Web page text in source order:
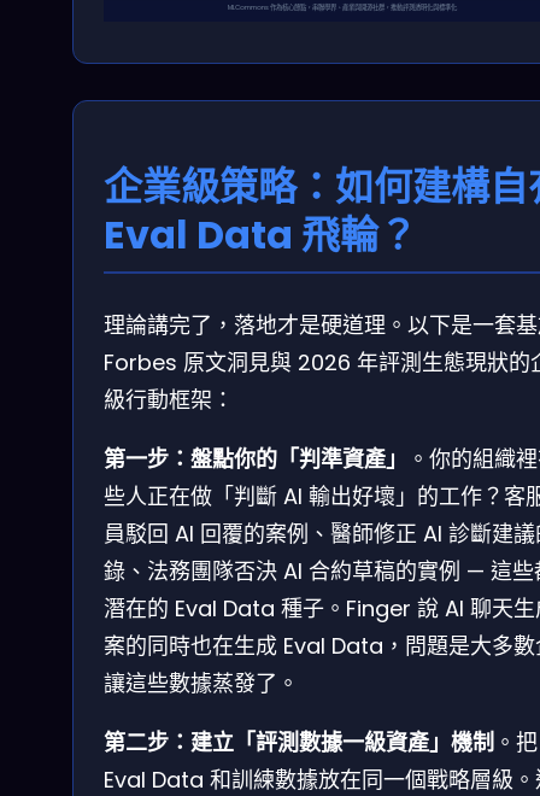
MLCommons 作為核心節點，串聯學界、產業與開源社群，推動評測透明化與標準化
企業級策略：如何建構自
Eval Data 飛輪？
理論講完了，落地才是硬道理。以下是一套
Forbes 原文洞見與 2026 年評測生態現狀的
級行動框架：
第一步：盤點你的「判準資產」
。你的組織
些人正在做「判斷 AI 輸出好壞」的工作？客
員駁回 AI 回覆的案例、醫師修正 AI 診斷建
錄、法務團隊否決 AI 合約草稿的實例 — 這些
潛在的 Eval Data 種子。Finger 說 AI 聊天
案的同時也在生成 Eval Data，問題是大多
讓這些數據蒸發了。
第二步：建立「評測數據一級資產」機制 。把
Eval Data 和訓練數據放在同一個戰略層級